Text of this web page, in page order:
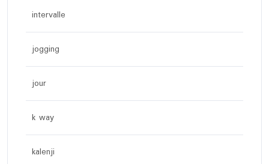
intervalle
jogging
jour
k way
kalenji